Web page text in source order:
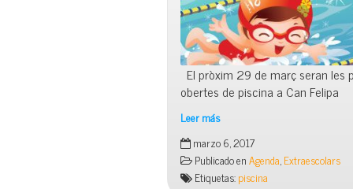
El pròxim 29 de març seran les
obertes de piscina a Can Felipa
Leer más
Portes
obertes
piscina
marzo 6, 2017
Publicado enAgenda,Extraescolars
Etiquetas:piscina